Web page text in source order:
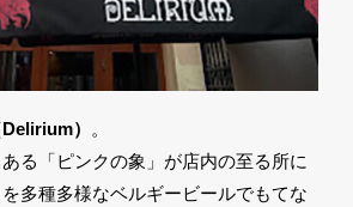
）
。
る「ピンクの象」が店内の至る所に
多種多様なベルギービールでもてな